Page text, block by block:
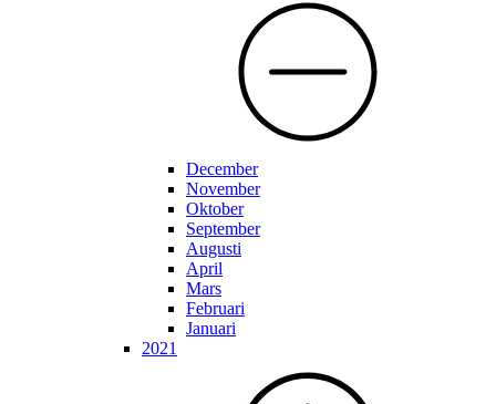
December
November
Oktober
September
Augusti
April
Mars
Februari
Januari
2021